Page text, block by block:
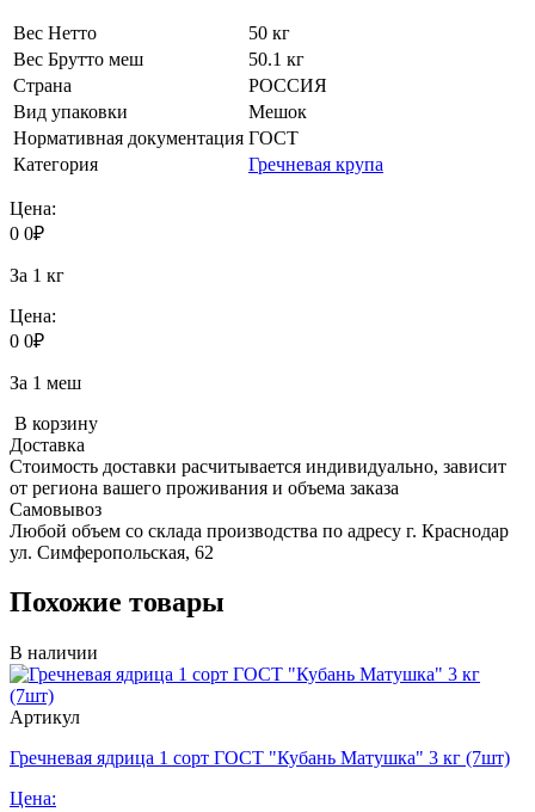
Вес Нетто
50 кг
Вес Брутто меш
50.1 кг
Страна
РОССИЯ
Вид упаковки
Мешок
Нормативная документация ГОСТ
Категория
Гречневая крупа
Цена:
0 0₽
За 1 кг
Цена:
0 0₽
За 1 меш
В корзину
Доставка
Стоимость доставки расчитывается индивидуально, зависит
от региона вашего проживания и объема заказа
Самовывоз
Любой объем со склада производства по адресу г. Краснодар
ул. Симферопольская, 62
Похожие товары
В наличии
Артикул
Гречневая ядрица 1 сорт ГОСТ "Кубань Матушка" 3 кг (7шт)
Цена: